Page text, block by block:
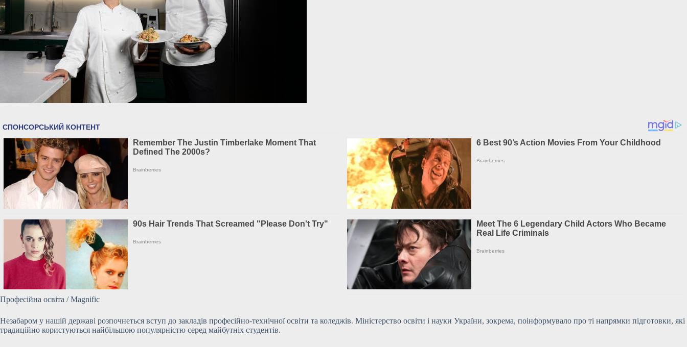
Професійна освіта / Magnific
Незабаром у нашій державі розпочнеться вступ до закладів професійно-технічної освіти та коледжів. Міністерство освіти і науки України, зокрема, поінформувало про ті напрямки підготовки, які
традиційно користуються найбільшою популярністю серед майбутніх студентів.